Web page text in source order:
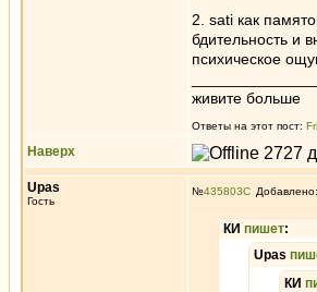
2. sati как
бдительность и
психическое
живите больше
Ответы на этот пост:
Наверх
Upas
Гость
№435803
КИ пишет:
Upas
КИ